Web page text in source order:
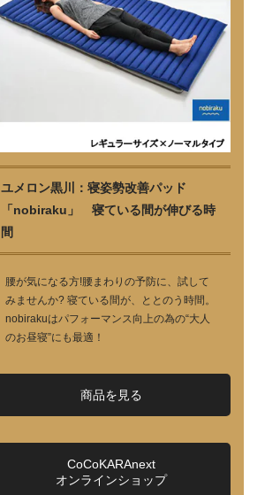
ユメロン黒川：寝姿勢改善パッド
「nobiraku」 寝ている間が伸びる時
間
腰が気になる方!腰まわりの予防に、試して
みませんか? 寝ている間が、ととのう時間。
nobirakuはパフォーマンス向上の為の“大人
のお昼寝”にも最適！
商品を見る
CoCoKARAnext
オンラインショップ